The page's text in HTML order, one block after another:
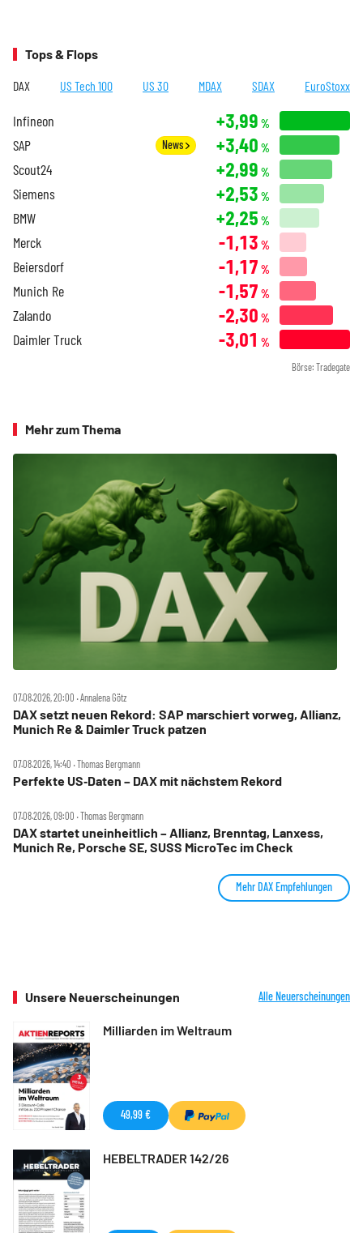
Tops & Flops
DAX US Tech 100 US 30 MDAX SDAX EuroStoxx
Infineon +3,99 %
SAP News +3,40 %
Scout24 +2,99 %
Siemens +2,53 %
BMW +2,25 %
Merck -1,13 %
Beiersdorf -1,17 %
Munich Re -1,57 %
Zalando -2,30 %
Daimler Truck -3,01 %
Börse: Tradegate
Mehr zum Thema
07.08.2026, 20:00 ‧ Annalena Götz
DAX setzt neuen Rekord: SAP marschiert vorweg, Allianz,
Munich Re & Daimler Truck patzen
07.08.2026, 14:40 ‧ Thomas Bergmann
Perfekte US‑Daten – DAX mit nächstem Rekord
07.08.2026, 09:00 ‧ Thomas Bergmann
DAX startet uneinheitlich – Allianz, Brenntag, Lanxess,
Munich Re, Porsche SE, SUSS MicroTec im Check
Mehr DAX Empfehlungen
Unsere Neuerscheinungen Alle Neuerscheinungen
Milliarden im Weltraum
49,99 €
HEBELTRADER 142/26